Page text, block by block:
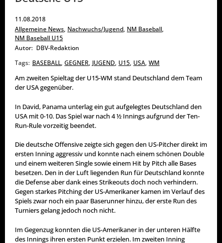
11.08.2018
Allgemeine News, Nachwuchs/Jugend, NM Baseball,
NM Baseball U15
Autor: DBV-Redaktion
Tags: BASEBALL, GEGNER, JUGEND, U15, USA, WM
Am zweiten Spieltag der U15-WM stand Deutschland dem Team
der USA gegenüber.
In David, Panama unterlag ein gut aufgelegtes Deutschland den
USA mit 0-10. Das Spiel war nach 4 ½ Innings aufgrund der Ten-
Run-Rule vorzeitig beendet.
Die deutsche Offensive zeigte sich gegen den US-Pitcher direkt im
ersten Inning aggressiv und konnte nach einem schönen Double
und einem weiteren Single sowie einem Hit by Pitch alle Bases
besetzen. Den in der Luft liegenden Run für Deutschland konnte
die Defense aber dank eines Strikeouts doch noch verhindern.
Gegen starkes Pitching der US-Amerikaner kamen im Verlauf des
Spiels zwar noch ein paar Baserunner hinzu, der erste Run des
Turniers gelang jedoch noch nicht.
Im Gegenzug konnten die US-Amerikaner in der unteren Hälfte
des Innings ihren ersten Punkt erzielen. Im zweiten Inning